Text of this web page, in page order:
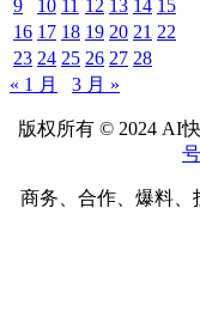
9 10 11 12 13 14 15
16 17 18 19 20 21 22
23 24 25 26 27 28
« 1 月
3 月 »
版权所有 © 2024 AI
号
商务、合作、爆料